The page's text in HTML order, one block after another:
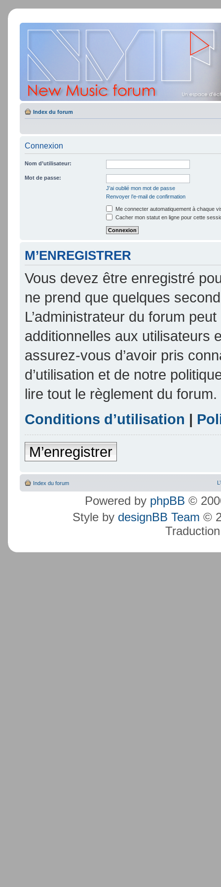
Index du forum
Connexion
Nom d’utilisateur:
Mot de passe:
J’ai oublié mon mot de passe
Renvoyer l’e-mail de confirmation
Me connecter automatiquement à chaque
Cacher mon statut en ligne pour cette
M’ENREGISTRER
Vous devez être enregistré
ne prend que quelques
L’administrateur du forum
additionnelles aux utilisateurs
assurez-vous d’avoir pris
d’utilisation et de notre
lire tout le règlement du forum.
Conditions d’utilisation |
M’enregistrer
Index du forum
Powered by phpBB ©
Style by designBB Team ©